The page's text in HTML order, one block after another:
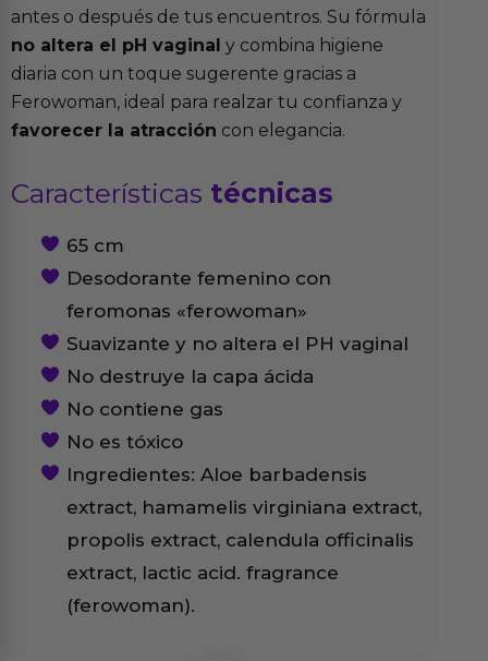
antes o después de tus encuentros. Su fórmula
no altera el pH vaginal y combina higiene
diaria con un toque sugerente gracias a
Ferowoman, ideal para realzar tu confianza y
favorecer la atracción con elegancia.
Características técnicas
65 cm
Desodorante femenino con
feromonas «ferowoman»
Suavizante y no altera el PH vaginal
No destruye la capa ácida
No contiene gas
No es tóxico
Ingredientes: Aloe barbadensis
extract, hamamelis virginiana extract,
propolis extract, calendula officinalis
extract, lactic acid. fragrance
(ferowoman).